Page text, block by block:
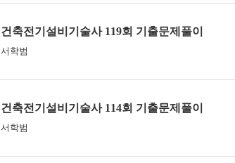
건축전기설비기술사 119회 기출문제풀이
서학범
건축전기설비기술사 114회 기출문제풀이
서학범